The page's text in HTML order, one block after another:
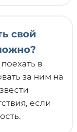
свой
в
за ним на
если